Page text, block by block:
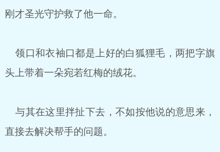
刚才圣光守护救了他一命。
领口和衣袖口都是上好的白狐狸毛，两把字旗
头上带着一朵宛若红梅的绒花。
与其在这里拌扯下去，不如按他说的意思来，
直接去解决帮手的问题。